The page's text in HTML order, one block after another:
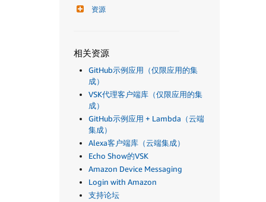
资源
相关资源
GitHub示例应用（仅限应用的集
成）
VSK代理客户端库（仅限应用的集
成）
GitHub示例应用 + Lambda（云端
集成）
Alexa客户端库（云端集成）
Echo Show的VSK
Amazon Device Messaging
Login with Amazon
支持论坛